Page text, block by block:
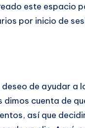
este espacio
por inicio de
de ayudar a
dimos cuenta de
así que